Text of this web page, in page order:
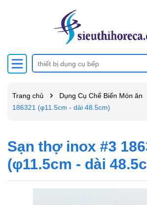
Trang chủ Dụng Cụ Chế Biến Món ăn
186321 (φ11.5cm - dài 48.5cm)
Sạn thợ inox #3
(φ11.5cm - dài